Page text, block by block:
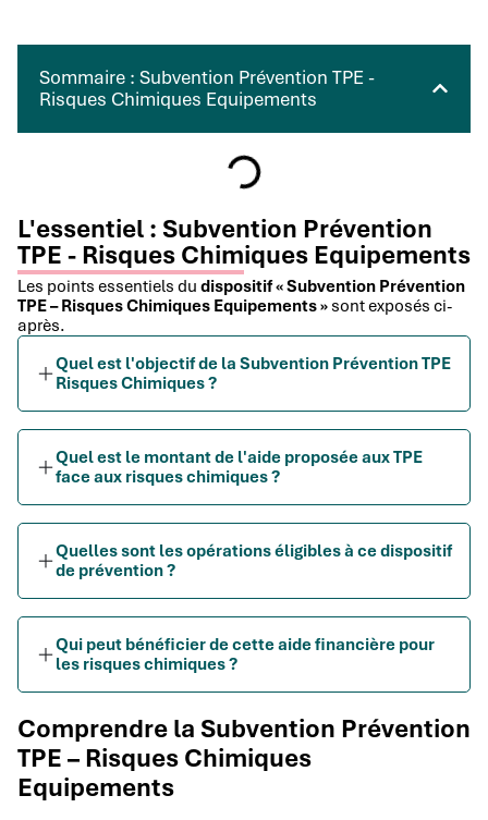
Sommaire : Subvention Prévention TPE -
Risques Chimiques Equipements
L'essentiel : Subvention Prévention
TPE - Risques Chimiques Equipements
Les points essentiels du dispositif « Subvention Prévention
TPE – Risques Chimiques Equipements » sont exposés ci-
après.
Quel est l'objectif de la Subvention Prévention TPE
Risques Chimiques ?
Quel est le montant de l'aide proposée aux TPE
face aux risques chimiques ?
Quelles sont les opérations éligibles à ce dispositif
de prévention ?
Qui peut bénéficier de cette aide financière pour
les risques chimiques ?
Comprendre la Subvention Prévention
TPE – Risques Chimiques
Equipements